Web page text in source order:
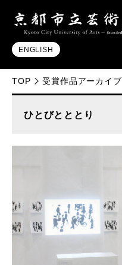
ENGLISH
TOP 受賞作品アーカイブ
ひとびとととり